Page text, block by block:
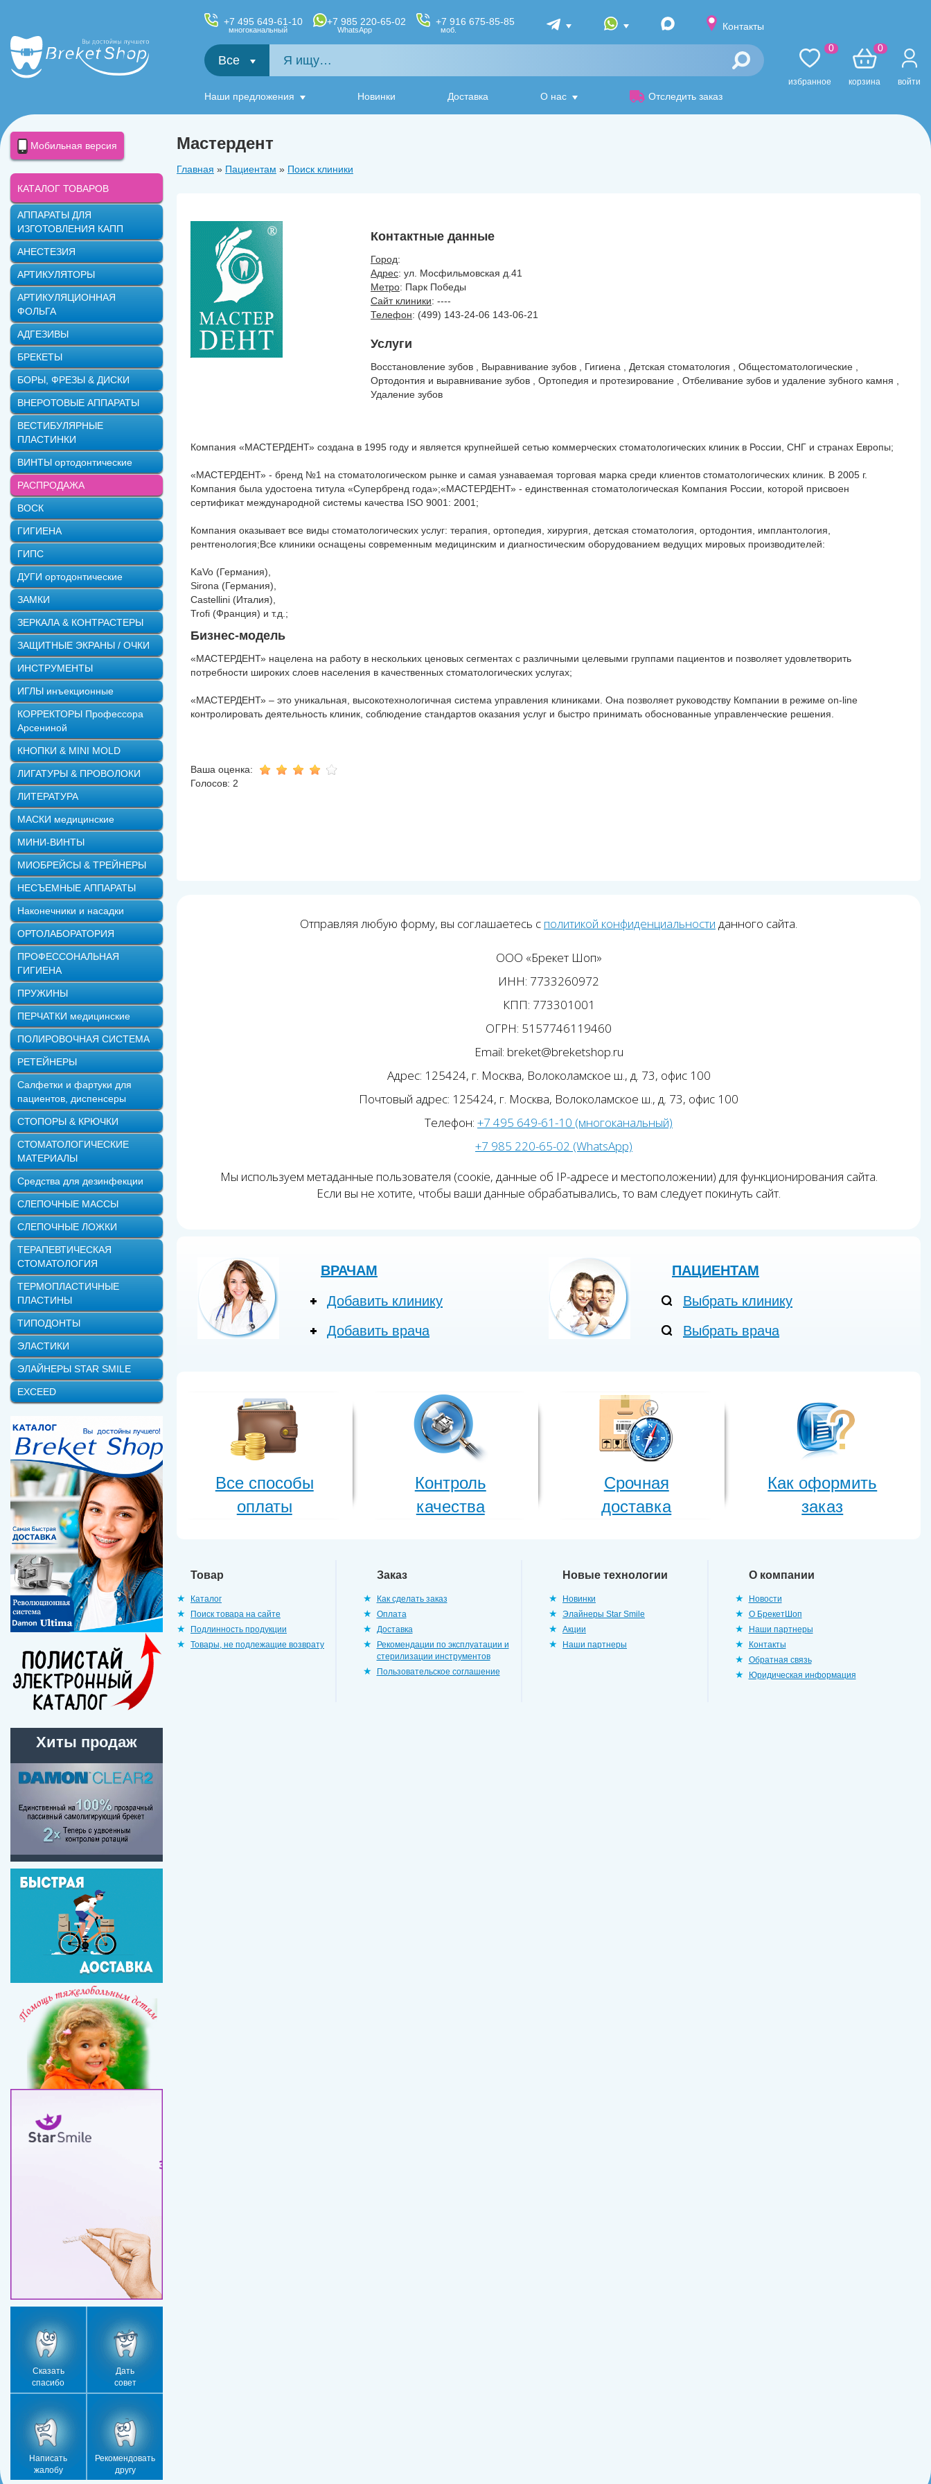
+7 495 649-61-10
многоканальный
+7 985 220-65-02
WhatsApp
+7 916 675-85-85
моб. Контакты
Все
Наши предложения Новинки Доставка О нас Отследить заказ
избранное
0
корзина
0
войти
Мастердент
Главная » Пациентам » Поиск клиники
Контактные данные
Город:
Адрес: ул. Мосфильмовская д.41
Метро: Парк Победы
Сайт клиники: ----
Телефон: (499) 143-24-06 143-06-21
Услуги
Восстановление зубов , Выравнивание зубов , Гигиена , Детская стоматология , Общестоматологические ,
Ортодонтия и выравнивание зубов , Ортопедия и протезирование , Отбеливание зубов и удаление зубного камня ,
Удаление зубов
Компания «МАСТЕРДЕНТ» создана в 1995 году и является крупнейшей сетью коммерческих стоматологических клиник в России, СНГ и странах Европы;
«МАСТЕРДЕНТ» - бренд №1 на стоматологическом рынке и самая узнаваемая торговая марка среди клиентов стоматологических клиник. В 2005 г.
Компания была удостоена титула «Супербренд года»;«МАСТЕРДЕНТ» - единственная стоматологическая Компания России, которой присвоен
сертификат международной системы качества ISO 9001: 2001;
Компания оказывает все виды стоматологических услуг: терапия, ортопедия, хирургия, детская стоматология, ортодонтия, имплантология,
рентгенология;Все клиники оснащены современным медицинским и диагностическим оборудованием ведущих мировых производителей:
KaVo (Германия),
Sirona (Германия),
Castellini (Италия),
Trofi (Франция) и т.д.;
Бизнес-модель
«МАСТЕРДЕНТ» нацелена на работу в нескольких ценовых сегментах с различными целевыми группами пациентов и позволяет удовлетворить
потребности широких слоев населения в качественных стоматологических услугах;
«МАСТЕРДЕНТ» – это уникальная, высокотехнологичная система управления клиниками. Она позволяет руководству Компании в режиме on-line
контролировать деятельность клиник, соблюдение стандартов оказания услуг и быстро принимать обоснованные управленческие решения.
Ваша оценка:
Голосов: 2
Отправляя любую форму, вы соглашаетесь с политикой конфиденциальности данного сайта.
ООО «Брекет Шоп»
ИНН: 7733260972
КПП: 773301001
ОГРН: 5157746119460
Email: breket@breketshop.ru
Адрес: 125424, г. Москва, Волоколамское ш., д. 73, офис 100
Почтовый адрес: 125424, г. Москва, Волоколамское ш., д. 73, офис 100
Телефон: +7 495 649-61-10 (многоканальный)
+7 985 220-65-02 (WhatsApp)
Мы используем метаданные пользователя (соокіе, данные об IP-адресе и местоположении) для функционирования сайта.
Если вы не хотите, чтобы ваши данные обрабатывались, то вам следует покинуть сайт.
ВРАЧАМ
Добавить клинику
Добавить врача
ПАЦИЕНТАМ
Выбрать клинику
Выбрать врача
Все способы
оплаты
Контроль
качества
Срочная
доставка
Как оформить
заказ
Товар
Каталог
Поиск товара на сайте
Подлинность продукции
Товары, не подлежащие возврату
Заказ
Как сделать заказ
Оплата
Доставка
Рекомендации по эксплуатации и
стерилизации инструментов
Пользовательское соглашение
Новые технологии
Новинки
Элайнеры Star Smile
Акции
Наши партнеры
О компании
Новости
О БрекетШоп
Наши партнеры
Контакты
Обратная связь
Юридическая информация
Мобильная версия
КАТАЛОГ ТОВАРОВ
АППАРАТЫ ДЛЯ
ИЗГОТОВЛЕНИЯ КАПП
АНЕСТЕЗИЯ
АРТИКУЛЯТОРЫ
АРТИКУЛЯЦИОННАЯ
ФОЛЬГА
АДГЕЗИВЫ
БРЕКЕТЫ
БОРЫ, ФРЕЗЫ & ДИСКИ
ВНЕРОТОВЫЕ АППАРАТЫ
ВЕСТИБУЛЯРНЫЕ
ПЛАСТИНКИ
ВИНТЫ ортодонтические
РАСПРОДАЖА
ВОСК
ГИГИЕНА
ГИПС
ДУГИ ортодонтические
ЗАМКИ
ЗЕРКАЛА & КОНТРАСТЕРЫ
ЗАЩИТНЫЕ ЭКРАНЫ / ОЧКИ
ИНСТРУМЕНТЫ
ИГЛЫ инъекционные
КОРРЕКТОРЫ Профессора
Арсениной
КНОПКИ & MINI MOLD
ЛИГАТУРЫ & ПРОВОЛОКИ
ЛИТЕРАТУРА
МАСКИ медицинские
МИНИ-ВИНТЫ
МИОБРЕЙСЫ & ТРЕЙНЕРЫ
НЕСЪЕМНЫЕ АППАРАТЫ
Наконечники и насадки
ОРТОЛАБОРАТОРИЯ
ПРОФЕССОНАЛЬНАЯ
ГИГИЕНА
ПРУЖИНЫ
ПЕРЧАТКИ медицинские
ПОЛИРОВОЧНАЯ СИСТЕМА
РЕТЕЙНЕРЫ
Салфетки и фартуки для
пациентов, диспенсеры
СТОПОРЫ & КРЮЧКИ
СТОМАТОЛОГИЧЕСКИЕ
МАТЕРИАЛЫ
Средства для дезинфекции
СЛЕПОЧНЫЕ МАССЫ
СЛЕПОЧНЫЕ ЛОЖКИ
ТЕРАПЕВТИЧЕСКАЯ
СТОМАТОЛОГИЯ
ТЕРМОПЛАСТИЧНЫЕ
ПЛАСТИНЫ
ТИПОДОНТЫ
ЭЛАСТИКИ
ЭЛАЙНЕРЫ STAR SMILE
EXCEED
Хиты продаж
Сказать
спасибо
Дать
совет
Написать
жалобу
Рекомендовать
другу